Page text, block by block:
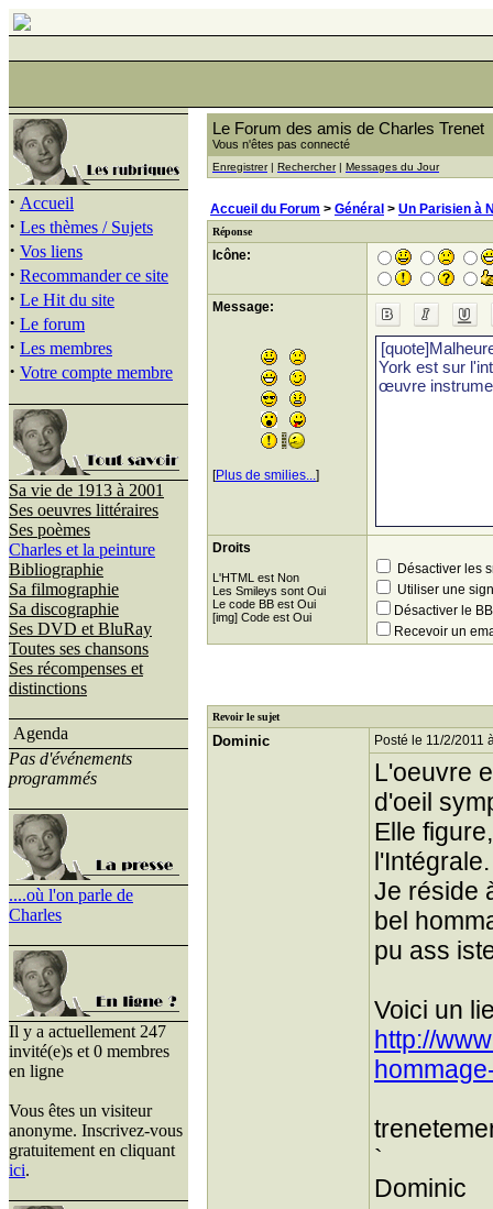
· Accueil
· Les thèmes / Sujets
· Vos liens
· Recommander ce site
· Le Hit du site
· Le forum
· Les membres
· Votre compte membre
Sa vie de 1913 à 2001
Ses oeuvres littéraires
Ses poèmes
Charles et la peinture
Bibliographie
Sa filmographie
Sa discographie
Ses DVD et BluRay
Toutes ses chansons
Ses récompenses et
distinctions
Agenda
Pas d'événements
programmés
....où l'on parle de
Charles
Il y a actuellement 247
invité(e)s et 0 membres
en ligne
Vous êtes un visiteur
anonyme. Inscrivez-vous
gratuitement en cliquant
ici.
Le Forum des amis de Charles Trenet
Vous n'êtes pas connecté
Enregistrer| Rechercher| Messages du Jour
Accueil du Forum > Général > Un Parisien à
Réponse
Icône:
Message:
[Plus de smilies...]
Droits
L'HTML est Non
Les Smileys sont Oui
Le code BB est Oui
[img] Code est Oui
Désactiver les
Utiliser une
Désactiver le
Recevoir un
Revoir le sujet
Dominic Posté le 11/2/2011
L'oeuvre
d'oeil
Elle
l'Intégrale.
Je réside
bel
pu ass
Voici un
http://
`
Dominic